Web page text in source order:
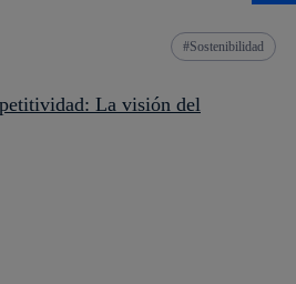
Sostenibilidad
La visión del